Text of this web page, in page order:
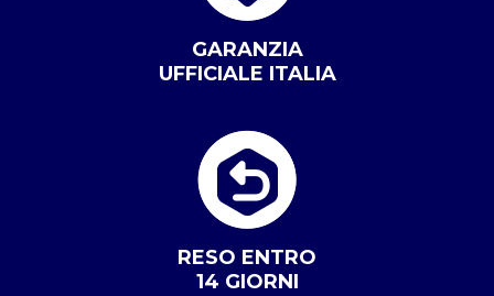
GARANZIA
UFFICIALE ITALIA
RESO ENTRO
14 GIORNI